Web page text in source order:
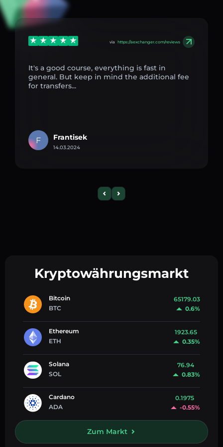
via https://aexchanger.com/reviews
It's a good course, everything is fast in
general. But keep in mind the additional fee
for transfers...
F Frantisek
14.03.2024
Kryptowährungsmarkt
Bitcoin
BTC
65179.03
0.6%
Ethereum
ETH
1923.65
0.35%
Solana
SOL
76.94
0.83%
Cardano
ADA
0.1975
-0.55%
Zum Markt